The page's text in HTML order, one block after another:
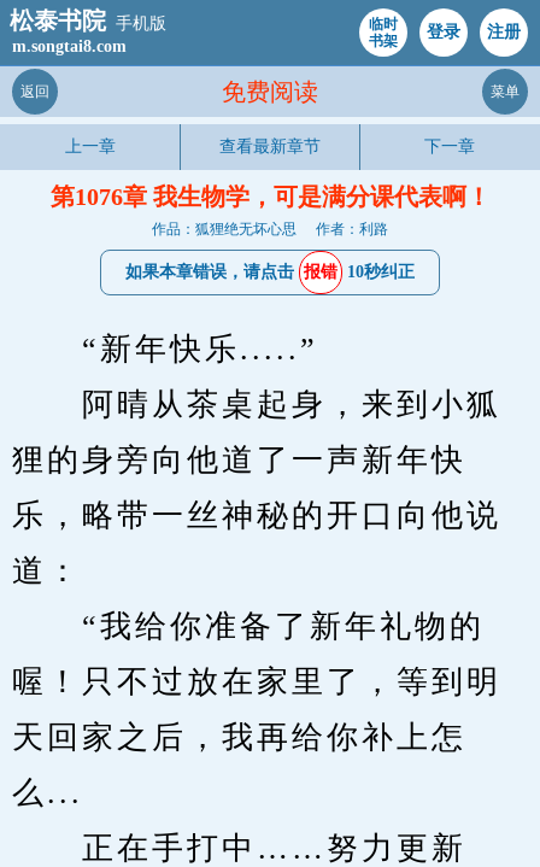
松泰书院 手机版
m.songtai8.com
临时
书架
登录 注册
免费阅读
返回 菜单
上一章 查看最新章节 下一章
第1076章 我生物学，可是满分课代表啊！
作品：狐狸绝无坏心思 作者：利路
如果本章错误，请点击 报错 10秒纠正
“新年快乐.....”
阿晴从茶桌起身，来到小狐
狸的身旁向他道了一声新年快
乐，略带一丝神秘的开口向他说
道：
“我给你准备了新年礼物的
喔！只不过放在家里了，等到明
天回家之后，我再给你补上怎
么...
正在手打中……努力更新